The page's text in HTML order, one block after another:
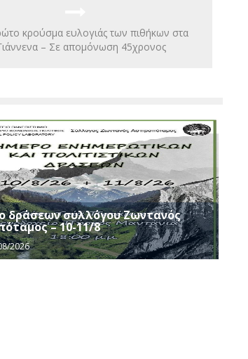
κρούσμα ευλογιάς των πιθήκων στα
– Σε απομόνωση 45χρονος
δράσεων συλλόγου Ζωντανός
– 10-11/8
2026